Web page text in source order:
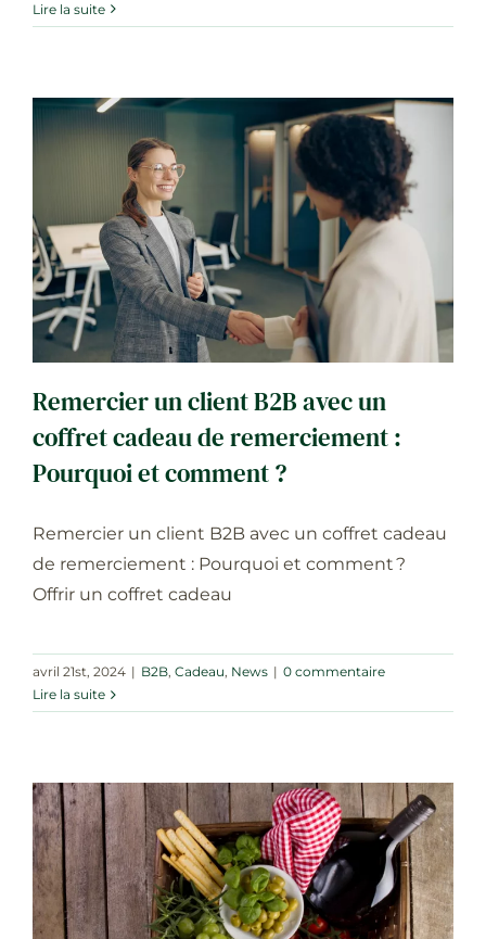
Lire la suite
Remercier un client B2B avec un
coffret cadeau de remerciement :
Pourquoi et comment ?
B2B Cadeau News
Remercier un client B2B avec un
coffret cadeau de remerciement :
Pourquoi et comment ?
Remercier un client B2B avec un coffret cadeau
de remerciement : Pourquoi et comment ?
Offrir un coffret cadeau
avril 21st, 2024 | B2B, Cadeau, News | 0 commentaire
Lire la suite
Pourquoi choisir un coffret cadeau